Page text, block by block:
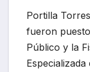
Portilla
fueron
Público y la